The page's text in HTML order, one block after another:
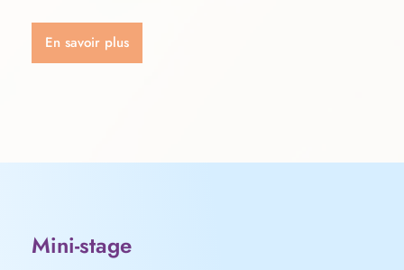
En savoir plus
Mini-stage